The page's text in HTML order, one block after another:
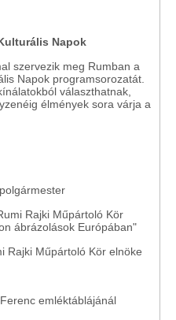
Napok
szervezik meg Rumban a
Napok programsorozatát.
választhatnak,
élmények sora várja a
Rajki Műpártoló Kör
ábrázolások Európában"
Rajki Műpártoló Kör elnöke
emléktáblájánál